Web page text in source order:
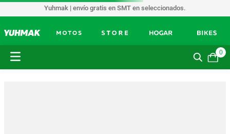
Yuhmak | envío gratis en SMT en seleccionados.
0